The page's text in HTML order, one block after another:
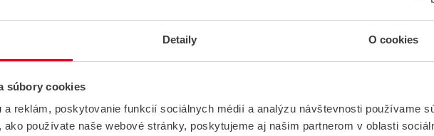
Detaily O cookies
súbory cookies
a reklám, poskytovanie funkcií sociálnych médií a analýzu návštevnosti používame
používate naše webové stránky, poskytujeme aj našim partnerom v oblasti
S-CO19-1U-H-B BOX TPR4 BLACK